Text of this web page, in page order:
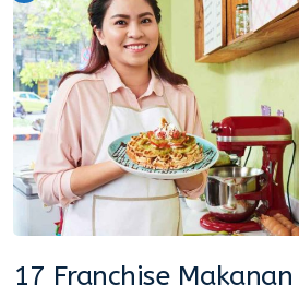
17 Franchise